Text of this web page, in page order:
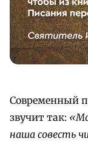
Современный
звучит так:
наша совесть